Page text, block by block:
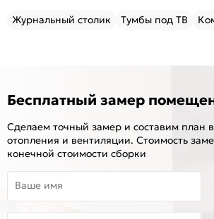
Журнальный столик Тумбы под ТВ
Бесплатный замер
Сделаем точный замер и составим план
отопления и вентиляции. Стоимость
конечной стоимости сборки
Ваше имя